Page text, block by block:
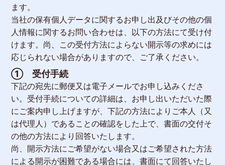
ます。
当社の保有個人データに関するお申し出及びその他の個
人情報に関するお問い合わせは、以下の方法にて受け付
けます。尚、この受付方法によらない開示等の求めには
応じられない場合がありますので、ご了承ください。
① 受付手続
下記の宛先に郵便又は電子メールでお申し込みくださ
い。受付手続についての詳細は、お申し出いただいた際
にご案内申し上げますが、下記の方法によりご本人（又
は代理人）であることの確認をした上で、書面の交付そ
の他の方法により回答いたします。
尚、開示方法にご希望がない場合又はご希望された方法
による開示が困難である場合には、書面にて回答いたし